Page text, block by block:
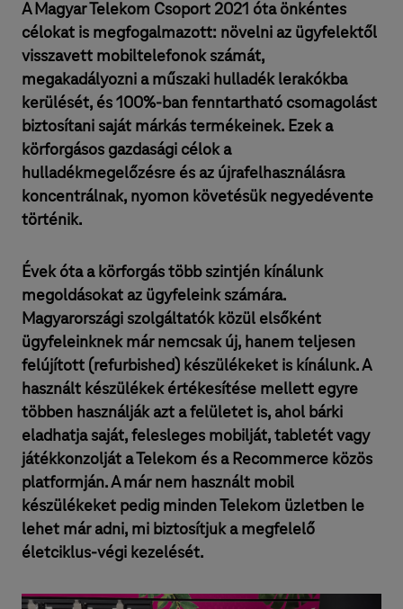
A Magyar Telekom Csoport 2021 óta önkéntes
célokat is megfogalmazott: növelni az ügyfelektől
visszavett mobiltelefonok számát,
megakadályozni a műszaki hulladék lerakókba
kerülését, és 100%-ban fenntartható csomagolást
biztosítani saját márkás termékeinek. Ezek a
körforgásos gazdasági célok a
hulladékmegelőzésre és az újrafelhasználásra
koncentrálnak, nyomon követésük negyedévente
történik.
Évek óta a körforgás több szintjén kínálunk
megoldásokat az ügyfeleink számára.
Magyarországi szolgáltatók közül elsőként
ügyfeleinknek már nemcsak új, hanem teljesen
felújított (refurbished) készülékeket is kínálunk. A
használt készülékek értékesítése mellett egyre
többen használják azt a felületet is, ahol bárki
eladhatja saját, felesleges mobilját, tabletét vagy
játékkonzolját a Telekom és a Recommerce közös
platformján. A már nem használt mobil
készülékeket pedig minden Telekom üzletben le
lehet már adni, mi biztosítjuk a megfelelő
életciklus-végi kezelését.